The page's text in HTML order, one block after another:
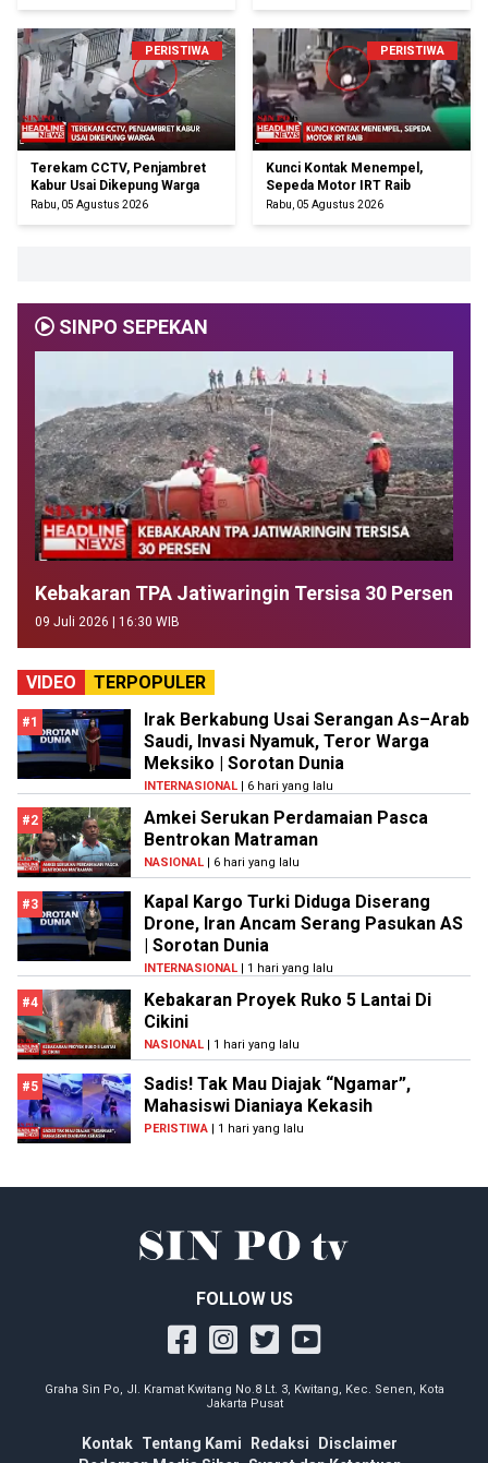
PERISTIWA
Terekam CCTV, Penjambret
Kabur Usai Dikepung Warga
Rabu, 05 Agustus 2026
PERISTIWA
Kunci Kontak Menempel,
Sepeda Motor IRT Raib
Rabu, 05 Agustus 2026
SINPO SEPEKAN
Kebakaran TPA Jatiwaringin Tersisa 30 Persen
09 Juli 2026 | 16:30 WIB
VIDEO TERPOPULER
#1
Irak Berkabung Usai Serangan As–Arab
Saudi, Invasi Nyamuk, Teror Warga
Meksiko | Sorotan Dunia
INTERNASIONAL | 6 hari yang lalu
#2
Amkei Serukan Perdamaian Pasca
Bentrokan Matraman
NASIONAL | 6 hari yang lalu
#3
Kapal Kargo Turki Diduga Diserang
Drone, Iran Ancam Serang Pasukan AS
| Sorotan Dunia
INTERNASIONAL | 1 hari yang lalu
#4
Kebakaran Proyek Ruko 5 Lantai Di
Cikini
NASIONAL | 1 hari yang lalu
#5
Sadis! Tak Mau Diajak “Ngamar”,
Mahasiswi Dianiaya Kekasih
PERISTIWA | 1 hari yang lalu
FOLLOW US
Graha Sin Po, Jl. Kramat Kwitang No.8 Lt. 3, Kwitang, Kec. Senen, Kota
Jakarta Pusat
Kontak Tentang Kami Redaksi
Disclaimer